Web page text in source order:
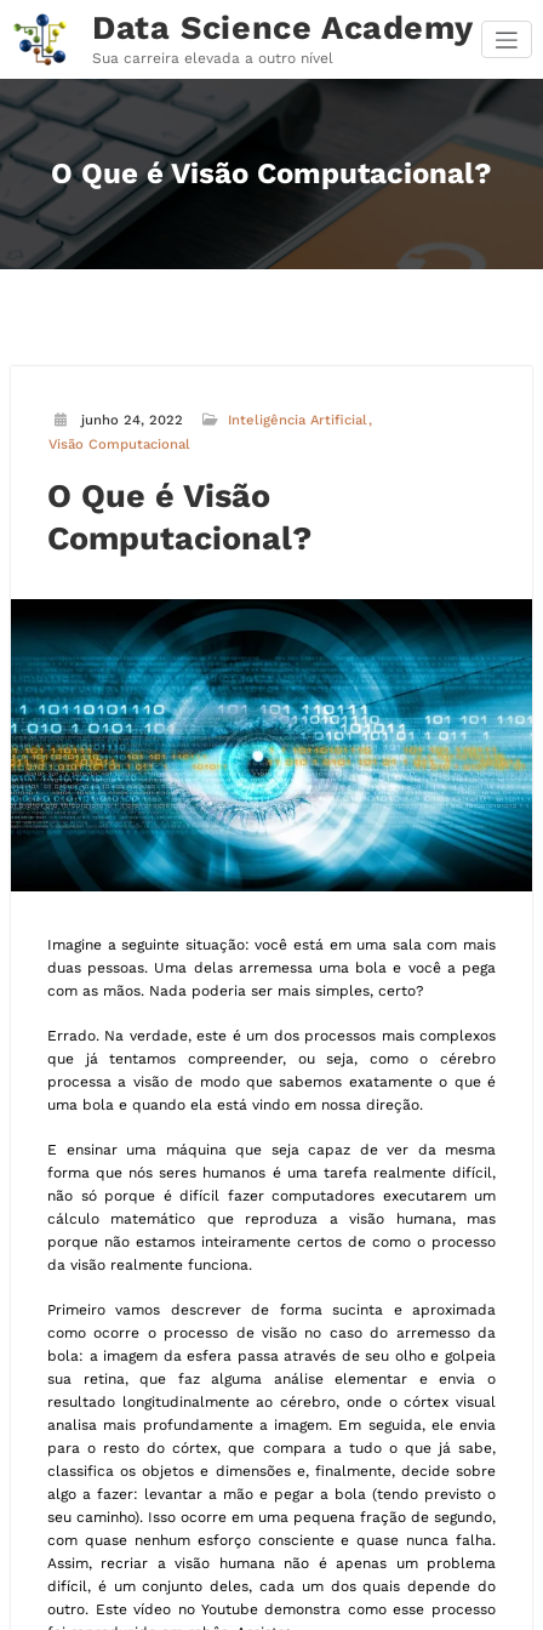
para
conteúdo
Data Science Academy
Sua carreira elevada a outro nível
O Que é Visão Computacional?
junho 24, 2022
Inteligência Artificial
Visão Computacional
O Que é Visão
Computacional?
Imagine a seguinte situação: você está em uma sala com mais
duas pessoas. Uma delas arremessa uma bola e você a pega
com as mãos. Nada poderia ser mais simples, certo?
Errado. Na verdade, este é um dos processos mais complexos
que já tentamos compreender, ou seja, como o cérebro
processa a visão de modo que sabemos exatamente o que é
uma bola e quando ela está vindo em nossa direção.
E ensinar uma máquina que seja capaz de ver da mesma
forma que nós seres humanos é uma tarefa realmente difícil,
não só porque é difícil fazer computadores executarem um
cálculo matemático que reproduza a visão humana, mas
porque não estamos inteiramente certos de como o processo
da visão realmente funciona.
Primeiro vamos descrever de forma sucinta e aproximada
como ocorre o processo de visão no caso do arremesso da
bola: a imagem da esfera passa através de seu olho e golpeia
sua retina, que faz alguma análise elementar e envia o
resultado longitudinalmente ao cérebro, onde o córtex visual
analisa mais profundamente a imagem. Em seguida, ele envia
para o resto do córtex, que compara a tudo o que já sabe,
classifica os objetos e dimensões e, finalmente, decide sobre
algo a fazer: levantar a mão e pegar a bola (tendo previsto o
seu caminho). Isso ocorre em uma pequena fração de segundo,
com quase nenhum esforço consciente e quase nunca falha.
Assim, recriar a visão humana não é apenas um problema
difícil, é um conjunto deles, cada um dos quais depende do
outro. Este vídeo no Youtube demonstra como esse processo